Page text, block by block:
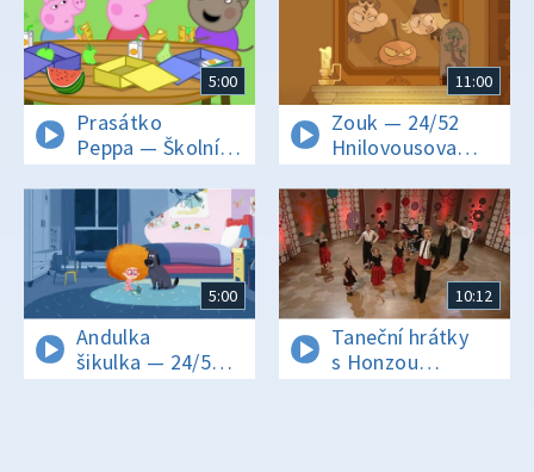
5:00
Prasátko
Peppa — Školní
výlet
11:00
Zouk — 24/52
Hnilovousova
pomsta
5:00
Andulka
šikulka — 24/52
Zpěv při měsíčku
10:12
Taneční hrátky
s Honzou
Onderem —